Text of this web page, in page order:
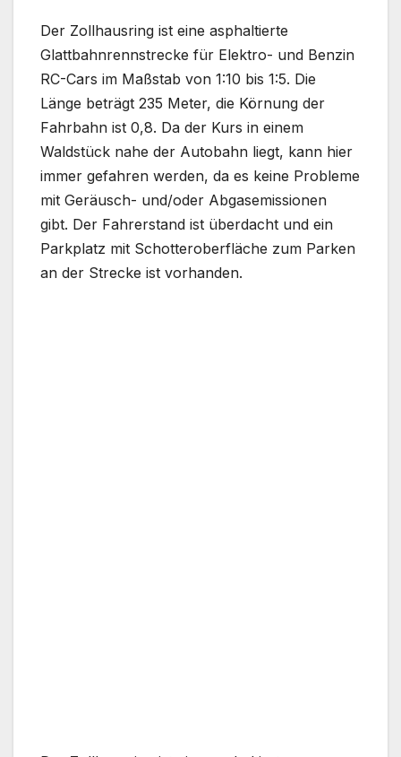
Der Zollhausring ist eine asphaltierte
Glattbahnrennstrecke für Elektro- und Benzin
RC-Cars im Maßstab von 1:10 bis 1:5. Die
Länge beträgt 235 Meter, die Körnung der
Fahrbahn ist 0,8. Da der Kurs in einem
Waldstück nahe der Autobahn liegt, kann hier
immer gefahren werden, da es keine Probleme
mit Geräusch- und/oder Abgasemissionen
gibt. Der Fahrerstand ist überdacht und ein
Parkplatz mit Schotteroberfläche zum Parken
an der Strecke ist vorhanden.